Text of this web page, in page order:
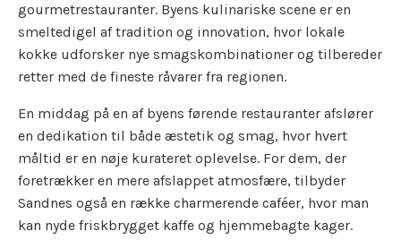
gourmetrestauranter. Byens kulinariske scene er en
smeltedigel af tradition og innovation, hvor lokale
kokke udforsker nye smagskombinationer og tilbereder
retter med de fineste råvarer fra regionen.
En middag på en af byens førende restauranter afslører
en dedikation til både æstetik og smag, hvor hvert
måltid er en nøje kurateret oplevelse. For dem, der
foretrækker en mere afslappet atmosfære, tilbyder
Sandnes også en række charmerende caféer, hvor man
kan nyde friskbrygget kaffe og hjemmebagte kager.